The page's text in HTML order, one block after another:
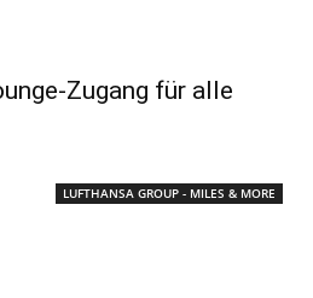
Zugang für alle
LUFTHANSA GROUP - MILES & MORE